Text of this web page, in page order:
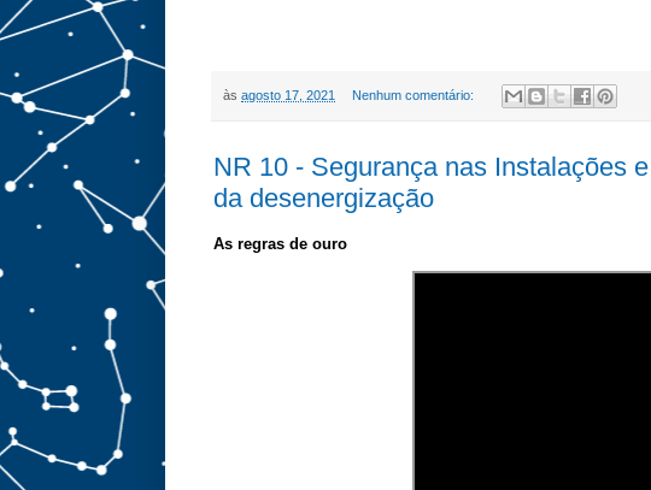
às agosto 17, 2021 Nenhum comentário:
NR 10 - Segurança nas Instalações
da desenergização
As regras de ouro